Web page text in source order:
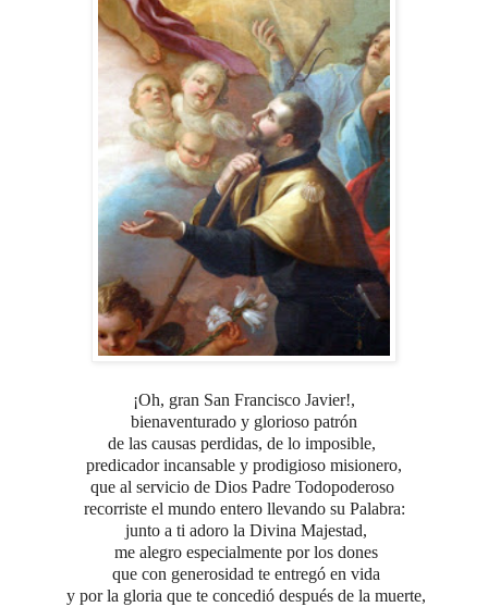
¡Oh, gran San Francisco Javier!,
bienaventurado y glorioso patrón
de las causas perdidas, de lo imposible,
predicador incansable y prodigioso misionero,
que al servicio de Dios Padre Todopoderoso
recorriste el mundo entero llevando su Palabra:
junto a ti adoro la Divina Majestad,
me alegro especialmente por los dones
que con generosidad te entregó en vida
y por la gloria que te concedió después de la muerte,